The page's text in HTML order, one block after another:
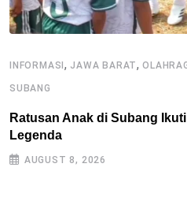
INFORMASI, JAWA BARAT,
SUBANG
Ratusan Anak di Subang
Legenda
AUGUST 8, 2026